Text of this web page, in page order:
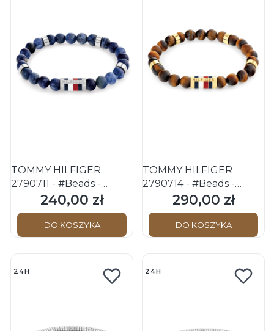
TOMMY HILFIGER
2790711 - #Beads -
Męska - Bransoletka
rozciągana
Cena
240,00 zł
DO KOSZYKA
TOMMY HILFIGER
2790714 - #Beads -
Męska - Bransoletka
rozciągana
Cena
290,00 zł
DO KOSZYKA
24H 24H